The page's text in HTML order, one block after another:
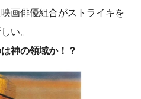
画俳優組合がストライキを
い。
神の領域か！？